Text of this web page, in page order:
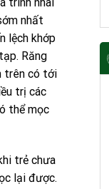
trình nhai
nhất
lệch khớp
Răng
trên có tới
trị các
thể mọc
trẻ chưa
lại được.